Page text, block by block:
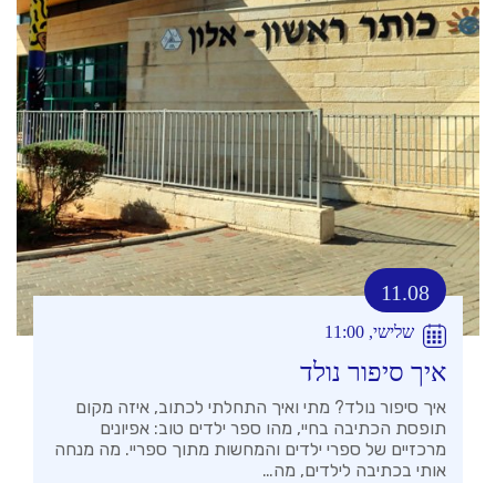
11.08
שלישי, 11:00
איך סיפור נולד
איך סיפור נולד? מתי ואיך התחלתי לכתוב, איזה מקום
תופסת הכתיבה בחיי, מהו ספר ילדים טוב: אפיונים
מרכזיים של ספרי ילדים והמחשות מתוך ספריי. מה מנחה
אותי בכתיבה לילדים, מה…